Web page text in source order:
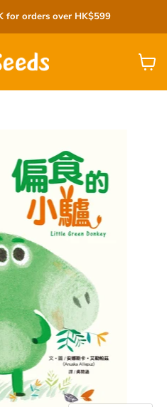
for orders over HK$599
View